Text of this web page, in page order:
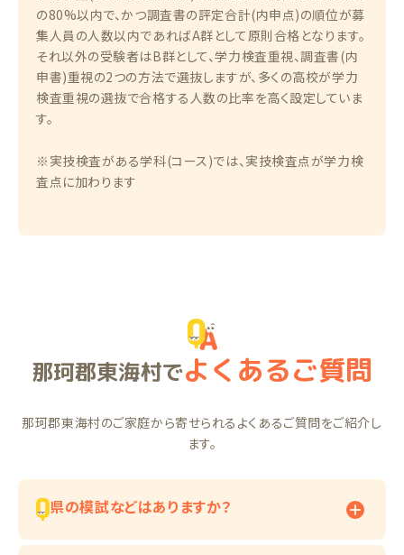
の80%以内で、かつ調査書の評定合計(内申点)の順位が募
集人員の人数以内であればA群として原則合格となります。
それ以外の受験者はB群として、学力検査重視、調査書(内
申書)重視の2つの方法で選抜しますが、多くの高校が学力
検査重視の選抜で合格する人数の比率を高く設定していま
す。
※実技検査がある学科(コース)では、実技検査点が学力検
査点に加わります
那珂郡東海村でよくあるご質問
那珂郡東海村のご家庭から寄せられるよくあるご質問をご紹介し
ます。
県の模試などはありますか？